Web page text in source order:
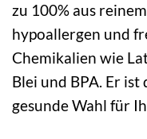
zu 100% aus
hypoallergen und
Chemikalien wie
Blei und BPA. Er
gesunde Wahl für